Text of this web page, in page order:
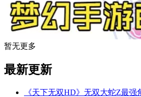
暂无更多
最新更新
《天下无双HD》无双大蛇Z最